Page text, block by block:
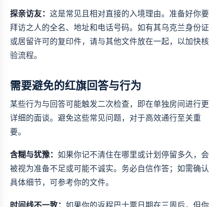
探亲访友： 这是常见且相对直接的入境理由。准备好你要
拜访之人的全名、地址和电话号码。如有其乌克兰身份证
或居留许可的复印件，请与其他文件放在一起，以加快核
验流程。
需要避免的红旗回答与行为
某些行为与回答可能触发二次检查，即在单独房间进行更
详细的面谈。避免这些常见问题，对于高效通行至关重
要。
含糊与犹豫： 如果你记不清住在哪里或计划停留多久，会
被视为准备不足或可能不诚实。务必自信作答；如需确认
具体细节，可参考你的文件。
时间线不一致： 如果你的返程巴士票日期在三周后，但你